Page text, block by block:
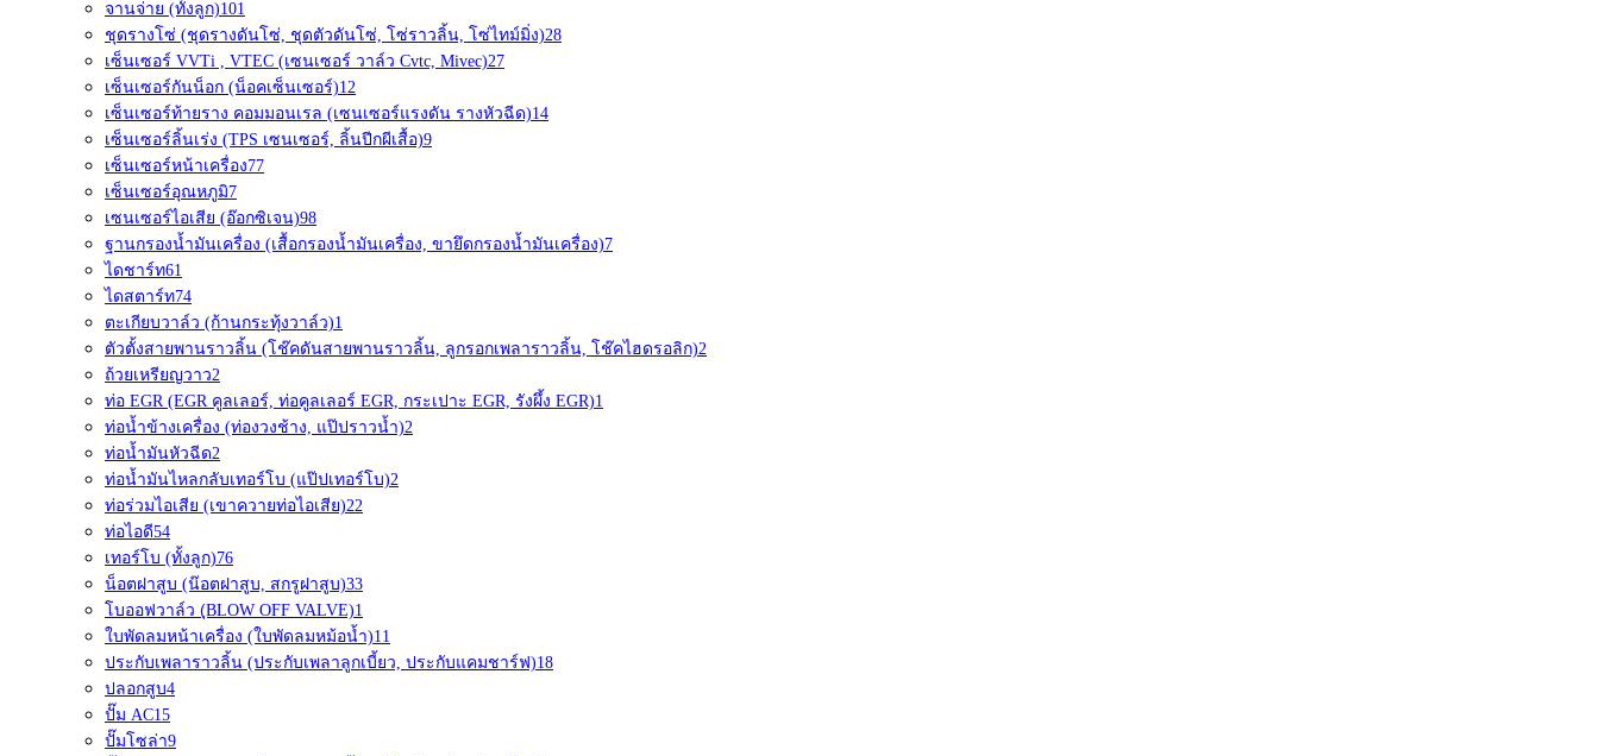
จานจ่าย (ทั้งลูก)101
ชุดรางโซ่ (ชุดรางดันโซ่, ชุดตัวดันโซ่, โซ่ราวลิ้น, โซ่ไทม์มิ่ง)28
เซ็นเซอร์ VVTi , VTEC (เซนเซอร์ วาล์ว Cvtc, Mivec)27
เซ็นเซอร์กันน็อก (น็อคเซ็นเซอร์)12
เซ็นเซอร์ท้ายราง คอมมอนเรล (เซนเซอร์แรงดัน รางหัวฉีด)14
เซ็นเซอร์ลิ้นเร่ง (TPS เซนเซอร์, ลิ้นปีกผีเสื้อ)9
เซ็นเซอร์หน้าเครื่อง77
เซ็นเซอร์อุณหภูมิ7
เซนเซอร์ไอเสีย (อ๊อกซิเจน)98
ฐานกรองน้ำมันเครื่อง (เสื้อกรองน้ำมันเครื่อง, ขายึดกรองน้ำมันเครื่อง)7
ไดชาร์ท61
ไดสตาร์ท74
ตะเกียบวาล์ว (ก้านกระทุ้งวาล์ว)1
ตัวตั้งสายพานราวลิ้น (โช๊คดันสายพานราวลิ้น, ลูกรอกเพลาราวลิ้น, โช๊คไฮดรอลิก)2
ถ้วยเหรียญวาว2
ท่อ EGR (EGR คูลเลอร์, ท่อคูลเลอร์ EGR, กระเปาะ EGR, รังผึ้ง EGR)1
ท่อน้ำข้างเครื่อง (ท่องวงช้าง, แป๊ปราวน้ำ)2
ท่อน้ำมันหัวฉีด2
ท่อน้ำมันไหลกลับเทอร์โบ (แป๊ปเทอร์โบ)2
ท่อร่วมไอเสีย (เขาควายท่อไอเสีย)22
ท่อไอดี54
เทอร์โบ (ทั้งลูก)76
น็อตฝาสูบ (น๊อตฝาสูบ, สกรูฝาสูบ)33
โบออฟวาล์ว (ฺBLOW OFF VALVE)1
ใบพัดลมหน้าเครื่อง (ใบพัดลมหม้อน้ำ)11
ประกับเพลาราวลิ้น (ประกับเพลาลูกเบี้ยว, ประกับแคมชาร์ฟ)18
ปลอกสูบ4
ปั๊ม AC15
ปั๊มโซล่า9